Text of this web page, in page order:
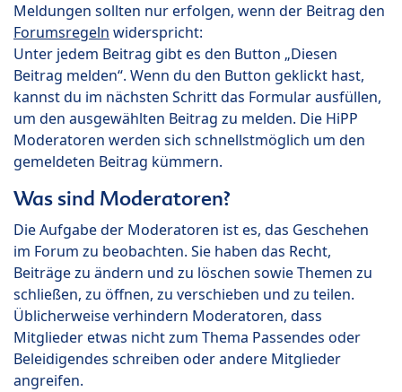
Meldungen sollten nur erfolgen, wenn der Beitrag den
Forumsregeln widerspricht:
Unter jedem Beitrag gibt es den Button „Diesen
Beitrag melden“. Wenn du den Button geklickt hast,
kannst du im nächsten Schritt das Formular ausfüllen,
um den ausgewählten Beitrag zu melden. Die HiPP
Moderatoren werden sich schnellstmöglich um den
gemeldeten Beitrag kümmern.
Was sind Moderatoren?
Die Aufgabe der Moderatoren ist es, das Geschehen
im Forum zu beobachten. Sie haben das Recht,
Beiträge zu ändern und zu löschen sowie Themen zu
schließen, zu öffnen, zu verschieben und zu teilen.
Üblicherweise verhindern Moderatoren, dass
Mitglieder etwas nicht zum Thema Passendes oder
Beleidigendes schreiben oder andere Mitglieder
angreifen.